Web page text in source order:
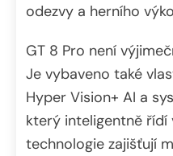
odezvy a herního
GT 8 Pro není
Je vybaveno také
Hyper Vision+ AI a
který inteligentně řídí
technologie zajišťují